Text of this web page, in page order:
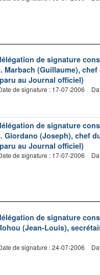
de signature
(Guillaume),
au Journal officiel)
de signature : 17-07-2006
de signature
Giordano (Joseph), chef
au Journal officiel)
de signature : 17-07-2006
de signature
(Jean-Louis),
de signature : 24-07-2006